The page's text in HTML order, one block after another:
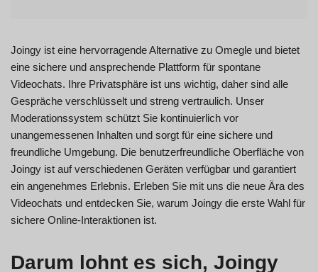
Joingy ist eine hervorragende Alternative zu Omegle und bietet
eine sichere und ansprechende Plattform für spontane
Videochats. Ihre Privatsphäre ist uns wichtig, daher sind alle
Gespräche verschlüsselt und streng vertraulich. Unser
Moderationssystem schützt Sie kontinuierlich vor
unangemessenen Inhalten und sorgt für eine sichere und
freundliche Umgebung. Die benutzerfreundliche Oberfläche von
Joingy ist auf verschiedenen Geräten verfügbar und garantiert
ein angenehmes Erlebnis. Erleben Sie mit uns die neue Ära des
Videochats und entdecken Sie, warum Joingy die erste Wahl für
sichere Online-Interaktionen ist.
Darum lohnt es sich, Joingy